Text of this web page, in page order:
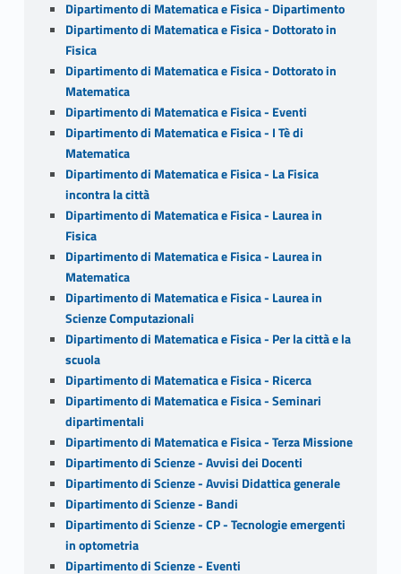
Dipartimento di Matematica e Fisica - Dipartimento
Dipartimento di Matematica e Fisica - Dottorato in
Fisica
Dipartimento di Matematica e Fisica - Dottorato in
Matematica
Dipartimento di Matematica e Fisica - Eventi
Dipartimento di Matematica e Fisica - I Tè di
Matematica
Dipartimento di Matematica e Fisica - La Fisica
incontra la città
Dipartimento di Matematica e Fisica - Laurea in
Fisica
Dipartimento di Matematica e Fisica - Laurea in
Matematica
Dipartimento di Matematica e Fisica - Laurea in
Scienze Computazionali
Dipartimento di Matematica e Fisica - Per la città e la
scuola
Dipartimento di Matematica e Fisica - Ricerca
Dipartimento di Matematica e Fisica - Seminari
dipartimentali
Dipartimento di Matematica e Fisica - Terza Missione
Dipartimento di Scienze - Avvisi dei Docenti
Dipartimento di Scienze - Avvisi Didattica generale
Dipartimento di Scienze - Bandi
Dipartimento di Scienze - CP - Tecnologie emergenti
in optometria
Dipartimento di Scienze - Eventi